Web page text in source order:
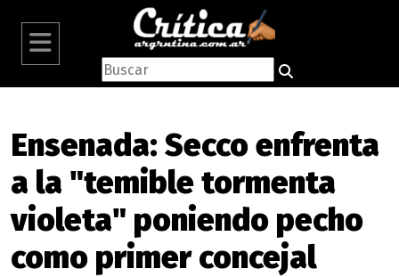
Ensenada: Secco enfrenta
a la "temible tormenta
violeta" poniendo pecho
como primer concejal